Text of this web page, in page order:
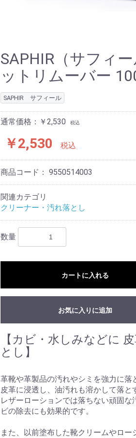
SAPHIR（サフィ
ットリムーバー
SAPHIR サフィール
通常価格：￥2,530 税込
￥2,530 税込
商品コード： 9550514003
関連カテゴリ
クリーナー・汚れ落とし
数量
カートに入れる
お気に入りに追加
【カビ・水しみなどに
とし】
革靴や革製品の汚れやシミを強力に落
皮革に浸透し、油汚れも溶かして落と
レザーローションでは落ちない頑固な
ビの除去にも効果的です。
また、以前塗布した靴クリームやロ